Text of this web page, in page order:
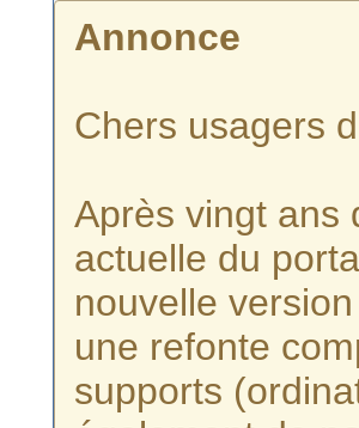
Annonce
Chers usagers
Après vingt ans
actuelle du
nouvelle
une refonte
supports